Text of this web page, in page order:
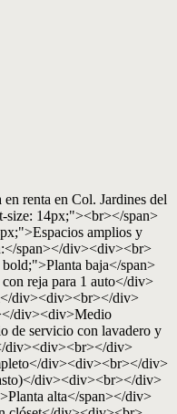
renta en Col. Jardines del
size: 14px;"><br></span>
amplios y
span></div><div><br>
baja</span>
reja para 1 auto</div>
div><div><br></div>
div><div>Medio
de servicio con lavadero y
div><div><br></div>
div><div><br></div>
div><div><br></div>
alta</span></div>